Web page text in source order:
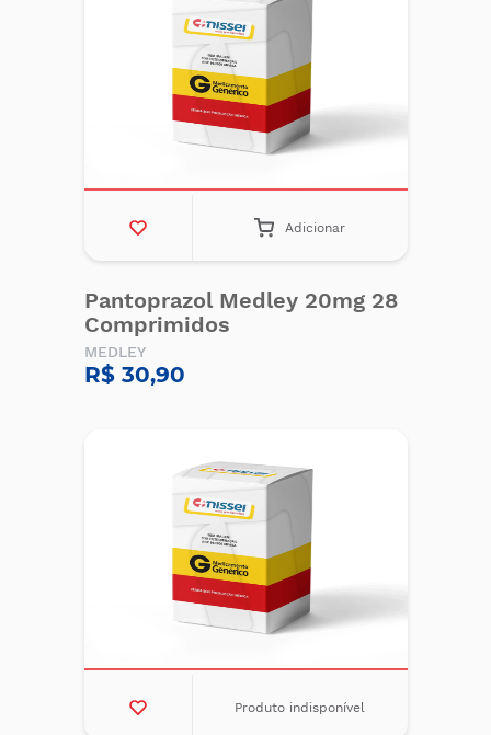
Adicionar
Pantoprazol Medley 20mg 28
Comprimidos
MEDLEY
R$ 30,90
Produto indisponível